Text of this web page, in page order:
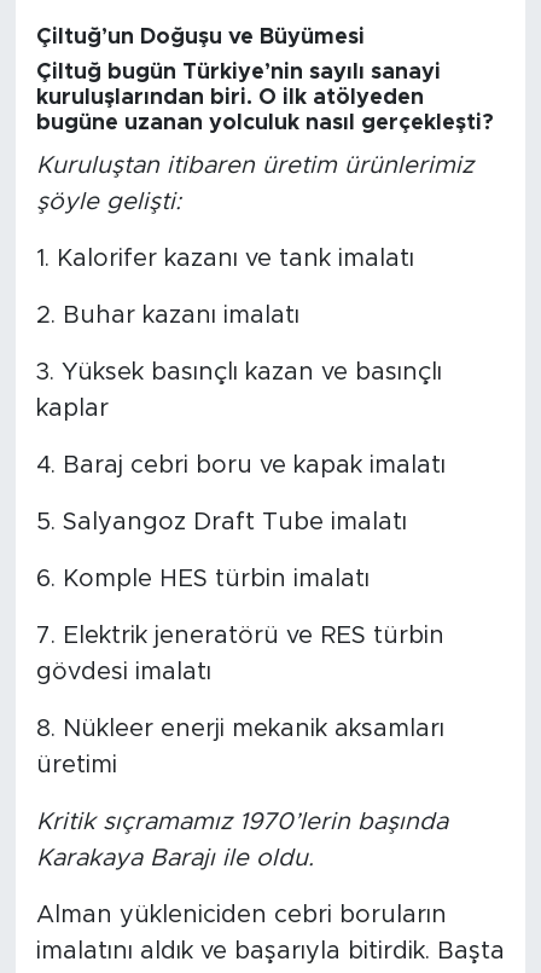
Çiltuğ’un Doğuşu ve Büyümesi
Çiltuğ bugün Türkiye’nin sayılı sanayi
kuruluşlarından biri. O ilk atölyeden
bugüne uzanan yolculuk nasıl gerçekleşti?
Kuruluştan itibaren üretim ürünlerimiz
şöyle gelişti:
1. Kalorifer kazanı ve tank imalatı
2. Buhar kazanı imalatı
3. Yüksek basınçlı kazan ve basınçlı
kaplar
4. Baraj cebri boru ve kapak imalatı
5. Salyangoz Draft Tube imalatı
6. Komple HES türbin imalatı
7. Elektrik jeneratörü ve RES türbin
gövdesi imalatı
8. Nükleer enerji mekanik aksamları
üretimi
Kritik sıçramamız 1970’lerin başında
Karakaya Barajı ile oldu.
Alman yükleniciden cebri boruların
imalatını aldık ve başarıyla bitirdik. Başta